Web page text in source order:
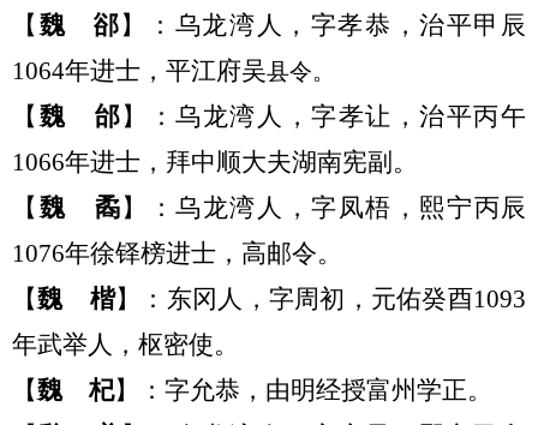
【 魏 郤】：乌龙湾 人， 字孝恭 ，治平甲辰
1064年进士，平江府吴县令。
【 魏 邰】：乌龙湾 人，字孝让，治平丙午
1066年进士，拜中顺大夫湖南宪副。
【 魏 矞】：乌龙湾 人，字凤梧 ， 熙宁丙辰
1076年徐铎榜进士，高邮令。
【魏 楷】：东冈 人， 字周初 ， 元佑癸酉1093
年武举人， 枢密使。
【魏 杞】：字允恭，由明经授富州学正。